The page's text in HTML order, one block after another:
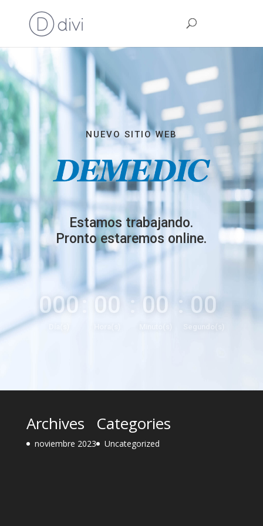
NUEVO SITIO WEB
Estamos trabajando.
Pronto estaremos online.
000: 00 : 00 : 00
Archives
noviembre 2023
Categories
Uncategorized